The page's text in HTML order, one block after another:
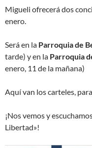
Migueli ofrecerá dos
enero.
Será en la Parroquia de
tarde) y en la Parroquia
enero, 11 de la mañana)
Aquí van los carteles,
¡Nos vemos y
Libertad»!